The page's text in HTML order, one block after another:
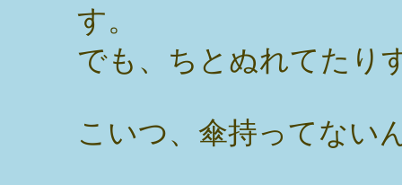
す。
でも、ちとぬれてたり
こいつ、傘持ってない